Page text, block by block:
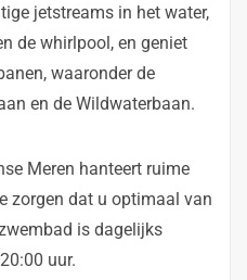
jetstreams in het water,
de whirlpool, en geniet
waaronder de
en de Wildwaterbaan.
Meren hanteert ruime
zorgen dat u optimaal van
is dagelijks
uur.